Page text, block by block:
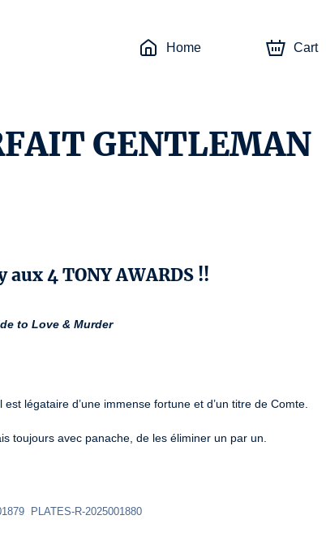
Home Cart
GENTLEMAN
4 TONY AWARDS !!
to Love & Murder
légataire d’une immense fortune et d’un titre de Comte.
toujours avec panache, de les éliminer un par un.
PLATES-R-2025001880